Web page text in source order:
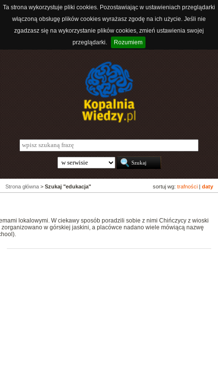
Ta strona wykorzystuje pliki cookies. Pozostawiając w ustawieniach przeglądarki
włączoną obsługę plików cookies wyrażasz zgodę na ich użycie. Jeśli nie
zgadzasz się na wykorzystanie plików cookies, zmień ustawienia swojej
przeglądarki.
Rozumiem
sortuj wg: trafności daty
Strona główna > Szukaj "edukacja"
lokalowymi. W ciekawy sposób poradzili sobie z nimi Chińczycy z wioski
w górskiej jaskini, a placówce nadano wiele mówiącą nazwę